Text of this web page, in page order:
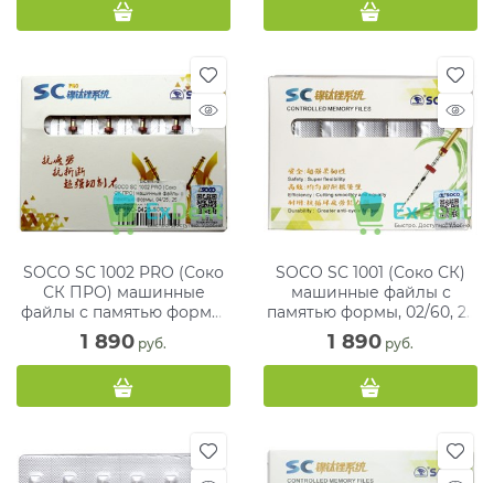
SOCO SC 1002 PRO (Соко
СК ПРО) машинные
файлы с памятью формы,
04/25, 25 мм, блистер (6
шт)
1 890 руб.
SOCO SC 1001 (Соко СК)
машинные файлы с
памятью формы, 02/60, 25
мм, блистер (6 шт)
1 890 руб.